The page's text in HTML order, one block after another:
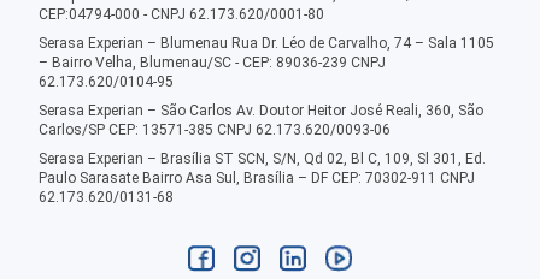
CEP:04794-000 - CNPJ 62.173.620/0001-80
Serasa Experian – Blumenau Rua Dr. Léo de Carvalho, 74 – Sala 1105
– Bairro Velha, Blumenau/SC - CEP: 89036-239 CNPJ
62.173.620/0104-95
Serasa Experian – São Carlos Av. Doutor Heitor José Reali, 360, São
Carlos/SP CEP: 13571-385 CNPJ 62.173.620/0093-06
Serasa Experian – Brasília ST SCN, S/N, Qd 02, Bl C, 109, Sl 301, Ed.
Paulo Sarasate Bairro Asa Sul, Brasília – DF CEP: 70302-911 CNPJ
62.173.620/0131-68